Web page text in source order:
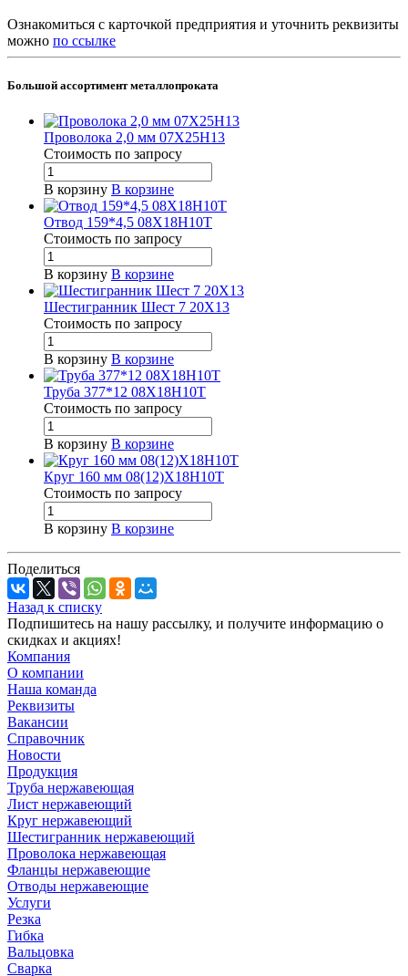
Ознакомиться с карточкой предприятия и уточнить реквизиты
можно по ссылке
Большой ассортимент металлопроката
Проволока 2,0 мм 07Х25Н13
Стоимость по запросу
В корзину В корзине
Отвод 159*4,5 08Х18Н10Т
Стоимость по запросу
В корзину В корзине
Шестигранник Шест 7 20Х13
Стоимость по запросу
В корзину В корзине
Труба 377*12 08Х18Н10Т
Стоимость по запросу
В корзину В корзине
Круг 160 мм 08(12)Х18Н10Т
Стоимость по запросу
В корзину В корзине
Поделиться
Назад к списку
Подпишитесь на нашу рассылку, и получите информацию о
скидках и акциях!
Компания
О компании
Наша команда
Реквизиты
Вакансии
Справочник
Новости
Продукция
Труба нержавеющая
Лист нержавеющий
Круг нержавеющий
Шестигранник нержавеющий
Проволока нержавеющая
Фланцы нержавеющие
Отводы нержавеющие
Услуги
Резка
Гибка
Вальцовка
Сварка